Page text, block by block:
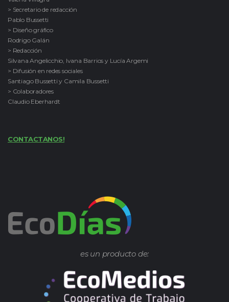
> Secretario de redacción
Pablo Bussetti
> Diseño gráfico
Rodrigo Galán
> Redacción
Silvana Angelicchio, Ivana Barrios y Lucía Argemi
> Difusión en redes sociales
Santiago Bussetti y Camila Bussetti
> Colaboradores
Claudio Eberhardt
CONTACTANOS!
es un producto de: